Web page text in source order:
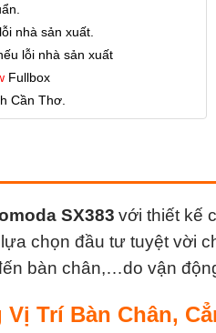
nhà sản xuất.
lỗi nhà sản xuất
Fullbox
Cần Thơ.
SX383 với thiết kế
chọn đầu tư tuyệt vời
bàn chân,…do vận
Vị Trí Bàn Chân,